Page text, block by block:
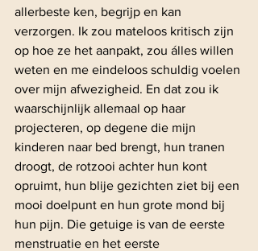
allerbeste ken, begrijp en kan
verzorgen. Ik zou mateloos kritisch zijn
op hoe ze het aanpakt, zou álles willen
weten en me eindeloos schuldig voelen
over mijn afwezigheid. En dat zou ik
waarschijnlijk allemaal op haar
projecteren, op degene die mijn
kinderen naar bed brengt, hun tranen
droogt, de rotzooi achter hun kont
opruimt, hun blije gezichten ziet bij een
mooi doelpunt en hun grote mond bij
hun pijn. Die getuige is van de eerste
menstruatie en het eerste